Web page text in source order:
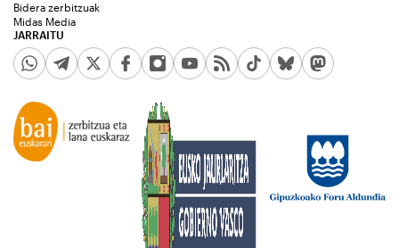
JARRAITU
Bidera zerbitzuak
Midas Media